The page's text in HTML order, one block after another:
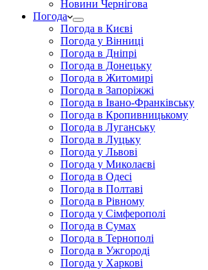
Новини Чернігова
Погода
Погода в Києві
Погода у Вінниці
Погода в Дніпрі
Погода в Донецьку
Погода в Житомирі
Погода в Запоріжжі
Погода в Івано-Франківську
Погода в Кропивницькому
Погода в Луганську
Погода в Луцьку
Погода у Львові
Погода у Миколаєві
Погода в Одесі
Погода в Полтаві
Погода в Рівному
Погода у Сімферополі
Погода в Сумах
Погода в Тернополі
Погода в Ужгороді
Погода у Харкові